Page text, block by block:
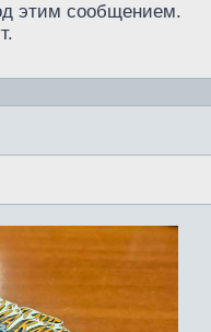
этим сообщением.